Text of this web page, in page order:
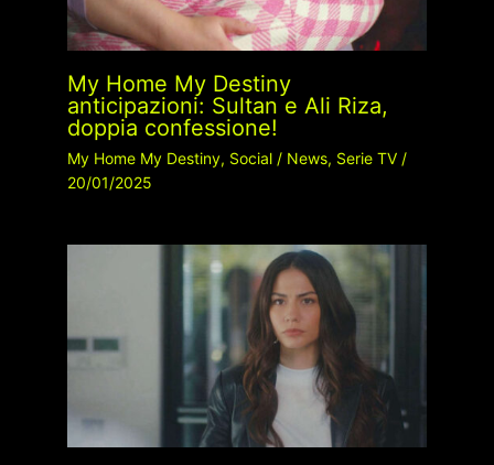
My Home My Destiny
anticipazioni: Sultan e Ali Riza,
doppia confessione!
My Home My Destiny, Social/ News, Serie TV/
20/01/2025